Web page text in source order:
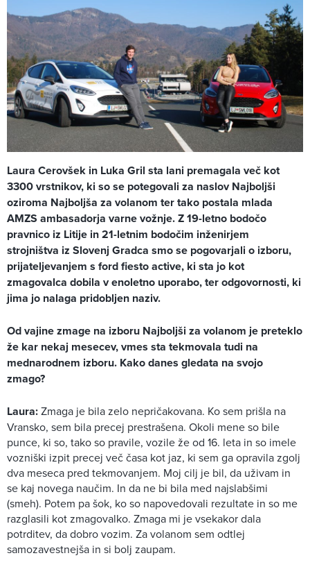
Laura Cerovšek in Luka Gril sta lani premagala več kot
3300 vrstnikov, ki so se potegovali za naslov Najboljši
oziroma Najboljša za volanom ter tako postala mlada
AMZS ambasadorja varne vožnje. Z 19-letno bodočo
pravnico iz Litije in 21-letnim bodočim inženirjem
strojništva iz Slovenj Gradca smo se pogovarjali o izboru,
prijateljevanjem s ford fiesto active, ki sta jo kot
zmagovalca dobila v enoletno uporabo, ter odgovornosti, ki
jima jo nalaga pridobljen naziv.
Od vajine zmage na izboru Najboljši za volanom je preteklo
že kar nekaj mesecev, vmes sta tekmovala tudi na
mednarodnem izboru. Kako danes gledata na svojo
zmago?
Laura:Zmaga je bila zelo nepričakovana. Ko sem prišla na
Vransko, sem bila precej prestrašena. Okoli mene so bile
punce, ki so, tako so pravile, vozile že od 16. leta in so imele
vozniški izpit precej več časa kot jaz, ki sem ga opravila zgolj
dva meseca pred tekmovanjem. Moj cilj je bil, da uživam in
se kaj novega naučim. In da ne bi bila med najslabšimi
(smeh). Potem pa šok, ko so napovedovali rezultate in so me
razglasili kot zmagovalko. Zmaga mi je vsekakor dala
potrditev, da dobro vozim. Za volanom sem odtlej
samozavestnejša in si bolj zaupam.